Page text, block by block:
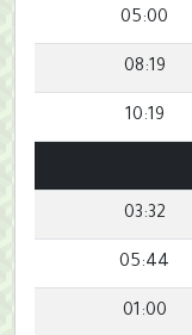
05:00
08:19
10:19
03:32
05:44
01:00